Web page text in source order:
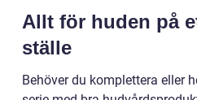
Allt för huden på
ställe
Behöver du komplettera eller